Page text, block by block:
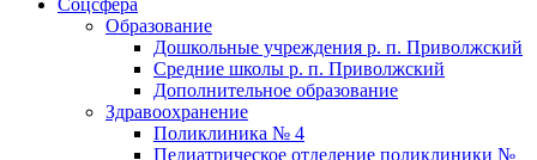
Соцсфера
Образование
Дошкольные учреждения р. п. Приволжский
Средние школы р. п. Приволжский
Дополнительное образование
Здравоохранение
Поликлиника № 4
Педиатрическое отделение поликлиники №